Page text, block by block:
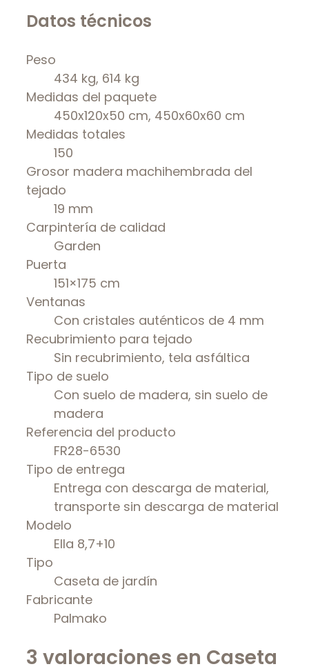
Datos técnicos
Peso
434 kg, 614 kg
Medidas del paquete
450x120x50 cm, 450x60x60 cm
Medidas totales
150
Grosor madera machihembrada del
tejado
19 mm
Carpintería de calidad
Garden
Puerta
151×175 cm
Ventanas
Con cristales auténticos de 4 mm
Recubrimiento para tejado
Sin recubrimiento, tela asfáltica
Tipo de suelo
Con suelo de madera, sin suelo de
madera
Referencia del producto
FR28-6530
Tipo de entrega
Entrega con descarga de material,
transporte sin descarga de material
Modelo
Ella 8,7+10
Tipo
Caseta de jardín
Fabricante
Palmako
3 valoraciones en Caseta